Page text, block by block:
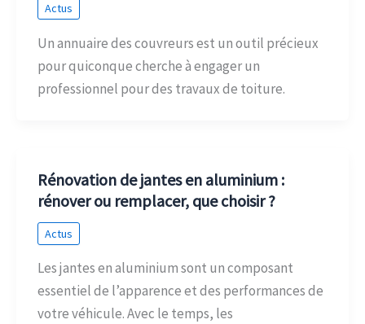
Actus
Un annuaire des couvreurs est un outil précieux
pour quiconque cherche à engager un
professionnel pour des travaux de toiture.
Rénovation de jantes en aluminium :
rénover ou remplacer, que choisir ?
Actus
Les jantes en aluminium sont un composant
essentiel de l’apparence et des performances de
votre véhicule. Avec le temps, les